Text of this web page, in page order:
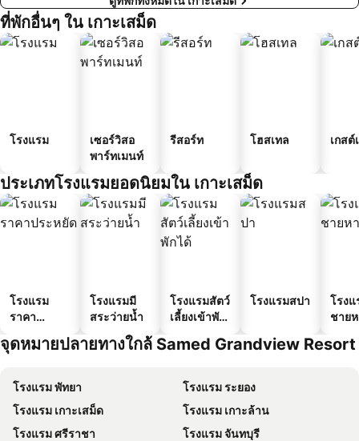
ที่พักอื่นๆ ใน เกาะเสม็ด
โรงแรม
เซอร์วิสอ
พาร์ทเมนท์
รีสอร์ท โฮสเทล เกสต์
ประเภทโรงแรมยอดนิยมใน เกาะเสม็ด
โรงแรม
ราคา
โรงแรมมี
สระว่ายน้ำ
โรงแรมสัตว์
เลี้ยงเข้าพัก
โรงแรมสปา
โรง
ชาย
จุดหมายปลายทางใกล้ Samed Grandview Resort
โรงแรม พัทยา
โรงแรม ระยอง
โรงแรม เกาะเสม็ด
โรงแรม เกาะล้าน
โรงแรม ศรีราชา
โรงแรม จันทบุรี